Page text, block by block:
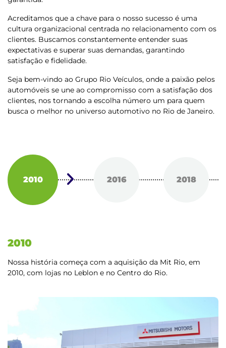
Acreditamos que a chave para o nosso sucesso é uma
cultura organizacional centrada no relacionamento com os
clientes. Buscamos constantemente entender suas
expectativas e superar suas demandas, garantindo
satisfação e fidelidade.
Seja bem-vindo ao Grupo Rio Veículos, onde a paixão pelos
automóveis se une ao compromisso com a satisfação dos
clientes, nos tornando a escolha número um para quem
busca o melhor no universo automotivo no Rio de Janeiro.
2010 2016 2018
2010
Nossa história começa com a aquisição da Mit Rio, em
2010, com lojas no Leblon e no Centro do Rio.